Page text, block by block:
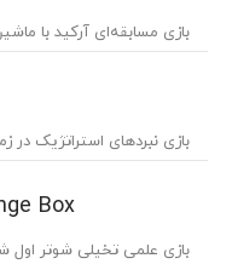
بازی مسابقه‌ای آرکید با
بازی نبردهای استراتژیک در
Box
بازی علمی تخیلی شوتر